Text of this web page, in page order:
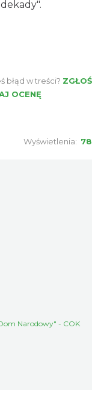
błąd w treści? ZGŁOŚ
OCENĘ
Wyświetlenia: 78
Narodowy" - COK